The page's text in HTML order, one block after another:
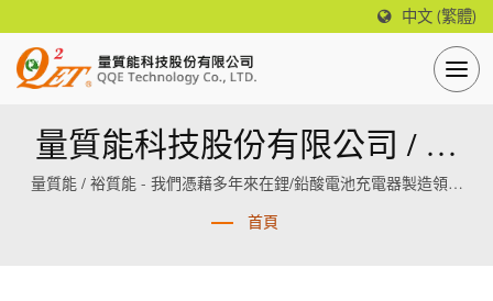
中文 (繁體)
量質能科技股份有限公司 / 裕
質能科技(深圳)有限公司
量質能 / 裕質能 - 我們憑藉多年來在鋰/鉛酸電池充電器製造領域
的專業知識和經驗，為客戶提供卓越的產品和服務。
首頁